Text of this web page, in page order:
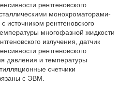
рентгеновского
монохроматорами-
источником рентгеновского
многофазной жидкости
излучения, датчик
рентгеновского
давления и температуры
счетчики
с ЭВМ.